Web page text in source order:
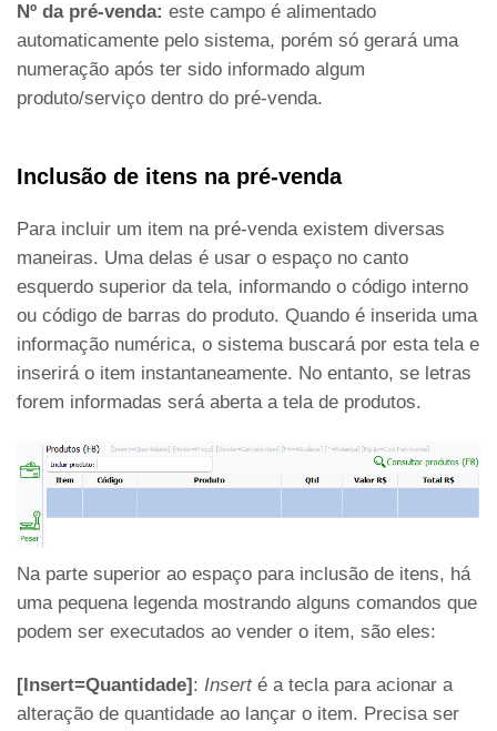
Nº da pré-venda: este campo é alimentado
automaticamente pelo sistema, porém só gerará uma
numeração após ter sido informado algum
produto/serviço dentro do pré-venda.
Inclusão de itens na pré-venda
Para incluir um item na pré-venda existem diversas
maneiras. Uma delas é usar o espaço no canto
esquerdo superior da tela, informando o código interno
ou código de barras do produto. Quando é inserida uma
informação numérica, o sistema buscará por esta tela e
inserirá o item instantaneamente. No entanto, se letras
forem informadas será aberta a tela de produtos.
Na parte superior ao espaço para inclusão de itens, há
uma pequena legenda mostrando alguns comandos que
podem ser executados ao vender o item, são eles:
[Insert=Quantidade]: Insert é a tecla para acionar a
alteração de quantidade ao lançar o item. Precisa ser